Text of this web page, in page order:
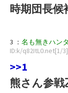
時期団長候
3 ： 名も無きハン
ID:k/q82ItL0.net[1/3]
>>1
熊さん参戦